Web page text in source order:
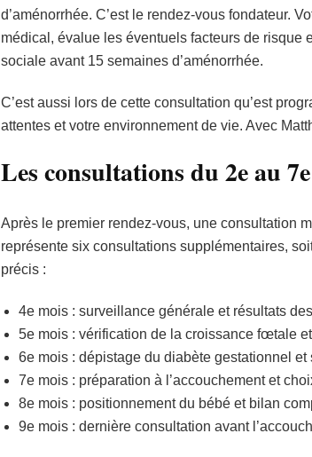
d’aménorrhée. C’est le rendez-vous fondateur.
médical, évalue les éventuels facteurs de risque
sociale avant 15 semaines d’aménorrhée.
C’est aussi lors de cette consultation qu’est
attentes et votre environnement de vie. Avec
Les consultations du 2e au
Après le premier rendez-vous, une consultation
représente six consultations supplémentaires,
précis :
4e mois : surveillance générale et résultats
5e mois : vérification de la croissance fœtale
6e mois : dépistage du diabète gestationnel et
7e mois : préparation à l’accouchement et
8e mois : positionnement du bébé et bilan
9e mois : dernière consultation avant